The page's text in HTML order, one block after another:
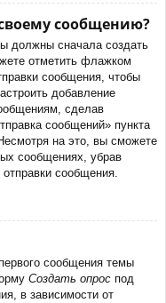
сообщению?
должны сначала создать
отметить флажком
сообщения, чтобы
добавление
сделав
сообщений» пункта
на это, вы сможете
сообщениях, убрав
сообщения.
сообщения темы
Создать опрос под
в зависимости от